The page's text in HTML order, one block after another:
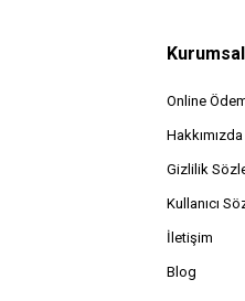
Kurumsal
Online
Hakkımızda
Gizlilik
Kullanıcı
İletişim
Blog